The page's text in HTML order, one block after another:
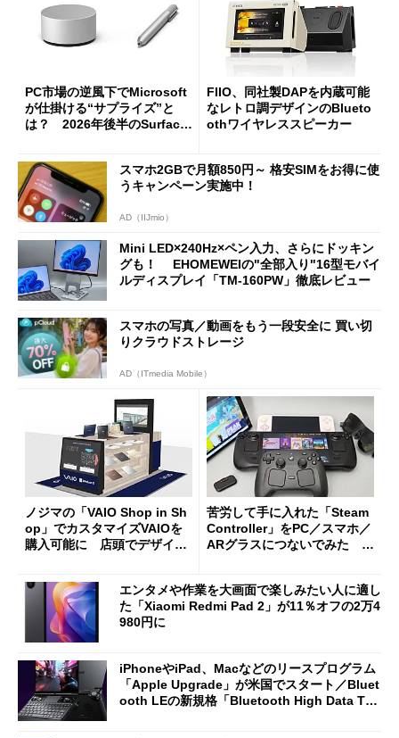
PC市場の逆風下でMicrosoft
が仕掛ける“サプライズ”と
は？ 2026年後半のSurface
FIIO、同社製DAPを内蔵可能
なレトロ調デザインのBlueto
othワイヤレススピーカー
スマホ2GBで月額850円～ 格安SIMをお得に使
うキャンペーン実施中！
AD（IIJmio）
Mini LED×240Hz×ペン入力、さらにドッキン
グも！ EHOMEWEIの"全部入り"16型モバイ
ルディスプレイ「TM-160PW」徹底レビュー
スマホの写真／動画をもう一段安全に 買い切
りクラウドストレージ
AD（ITmedia Mobile）
ノジマの「VAIO Shop in Sh
op」でカスタマイズVAIOを
購入可能に 店頭でデザイン
苦労して手に入れた「Steam
Controller」をPC／スマホ／
ARグラスにつないでみた ゲ
エンタメや作業を大画面で楽しみたい人に適し
た「Xiaomi Redmi Pad 2」が11％オフの2万4
980円に
iPhoneやiPad、Macなどのリースプログラム
「Apple Upgrade」が米国でスタート／Bluet
ooth LEの新規格「Bluetooth High Data Thr